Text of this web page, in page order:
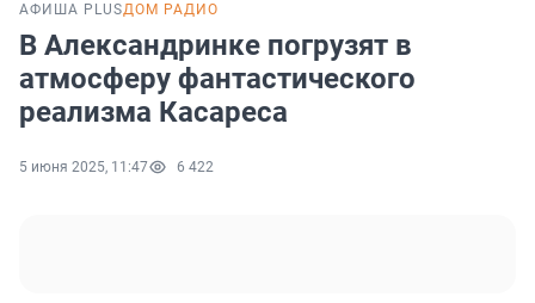
АФИША PLUSДОМ РАДИО
В Александринке погрузят в
атмосферу фантастического
реализма Касареса
5 июня 2025, 11:47 6 422